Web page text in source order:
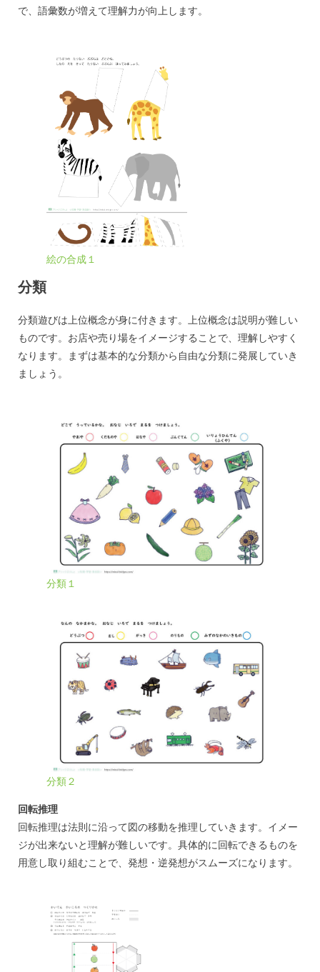
で、語彙数が増えて理解力が向上します。
絵の合成１
分類
分類遊びは上位概念が身に付きます。上位概念は説明が難しい
ものです。お店や売り場をイメージすることで、理解しやすく
なります。まずは基本的な分類から自由な分類に発展していき
ましょう。
分類１
分類２
回転推理
回転推理は法則に沿って図の移動を推理していきます。イメー
ジが出来ないと理解が難しいです。具体的に回転できるものを
用意し取り組むことで、発想・逆発想がスムーズになります。